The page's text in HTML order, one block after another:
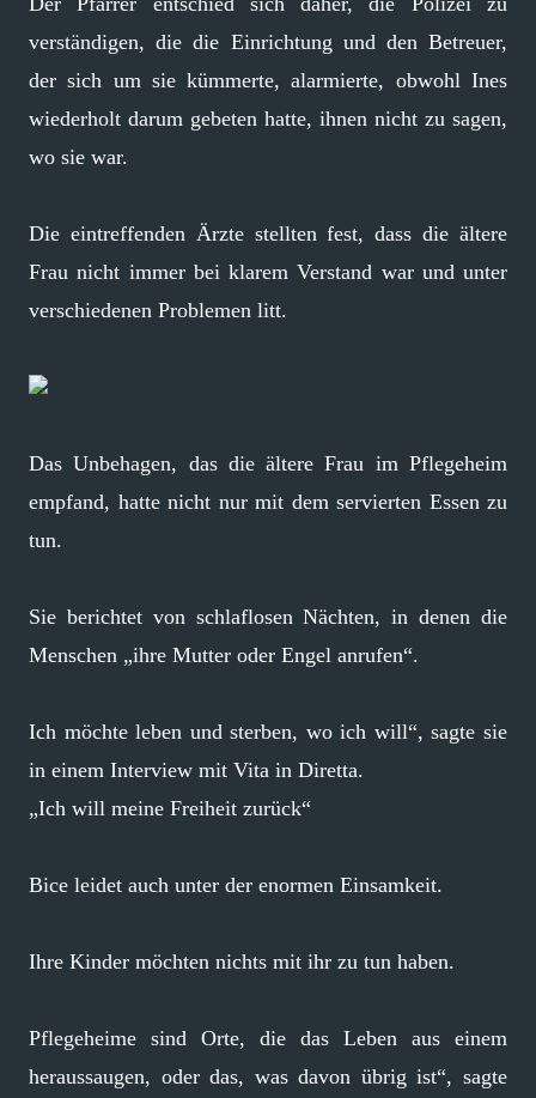
verständigen, die die Einrichtung und den Betreuer,
der sich um sie kümmerte, alarmierte, obwohl Ines
wiederholt darum gebeten hatte, ihnen nicht zu sagen,
wo sie war.
Die eintreffenden Ärzte stellten fest, dass die ältere
Frau nicht immer bei klarem Verstand war und unter
verschiedenen Problemen litt.
Das Unbehagen, das die ältere Frau im Pflegeheim
empfand, hatte nicht nur mit dem servierten Essen zu
tun.
Sie berichtet von schlaflosen Nächten, in denen die
Menschen „ihre Mutter oder Engel anrufen“.
Ich möchte leben und sterben, wo ich will“, sagte sie
in einem Interview mit Vita in Diretta.
„Ich will meine Freiheit zurück“
Bice leidet auch unter der enormen Einsamkeit.
Ihre Kinder möchten nichts mit ihr zu tun haben.
Pflegeheime sind Orte, die das Leben aus einem
heraussaugen, oder das, was davon übrig ist“, sagte